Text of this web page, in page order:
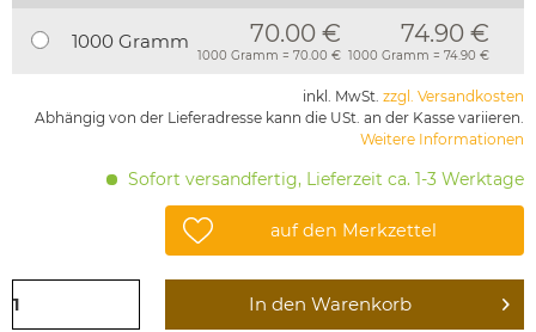
1000 Gramm 70.00 €
1000 Gramm = 70.00 €
74.90 €
1000 Gramm = 74.90 €
inkl. MwSt. zzgl. Versandkosten
Abhängig von der Lieferadresse kann die USt. an der Kasse variieren.
Weitere Informationen
Sofort versandfertig, Lieferzeit ca. 1-3 Werktage
auf den Merkzettel
In den Warenkorb